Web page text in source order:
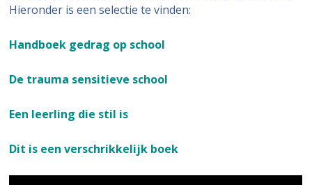
Hieronder is een selectie te vinden:
Handboek gedrag op school
De trauma sensitieve school
Een leerling die stil is
Dit is een verschrikkelijk boek